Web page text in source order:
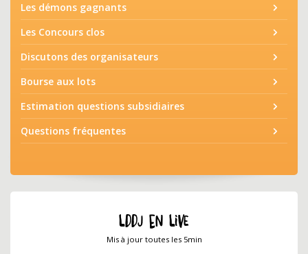
Les démons gagnants
Les Concours clos
Discutons des organisateurs
Bourse aux lots
Estimation questions subsidiaires
Questions fréquentes
LDDJ EN LIVE
Mis à jour toutes les 5min